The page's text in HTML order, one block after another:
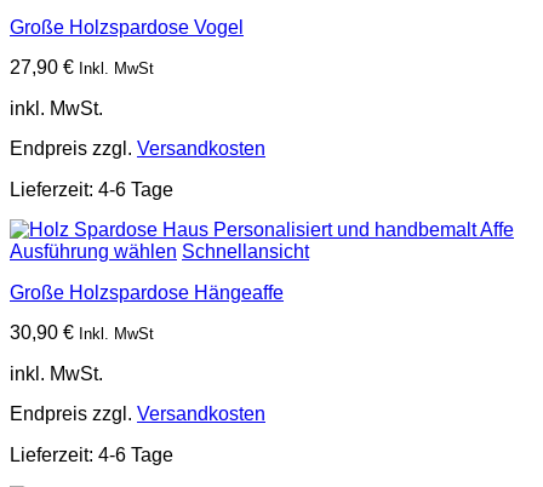
Große Holzspardose Vogel
27,90 € Inkl. MwSt
inkl. MwSt.
Endpreis zzgl. Versandkosten
Lieferzeit: 4-6 Tage
Ausführung wählen Schnellansicht
Große Holzspardose Hängeaffe
30,90 € Inkl. MwSt
inkl. MwSt.
Endpreis zzgl. Versandkosten
Lieferzeit: 4-6 Tage